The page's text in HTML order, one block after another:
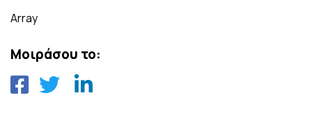
Array
Μοιράσου το: